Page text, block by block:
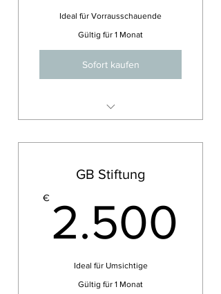
Ideal für Vorrausschauende
Gültig für 1 Monat
Sofort kaufen
Zweckoptimierung,
GB Stiftung
€ 2.500
Ideal für Umsichtige
Gültig für 1 Monat